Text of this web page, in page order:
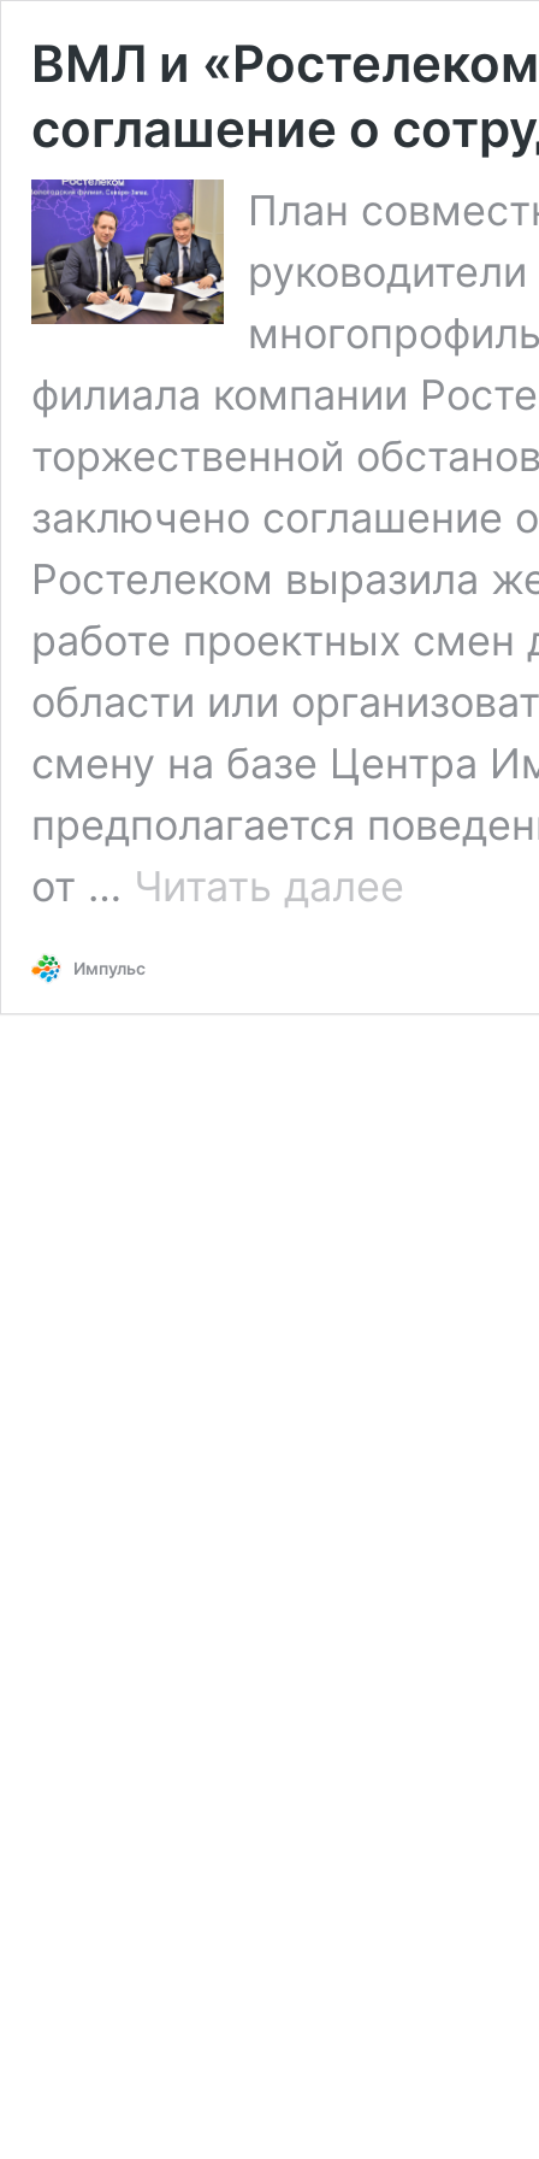
ВМЛ и
соглашение о
План
филиала компании
торжественной
заключено соглашение
Ростелеком выразила
работе проектных смен
области или
смену на базе Центра
предполагается
от … Читать далее
сотрудничестве
Импульс